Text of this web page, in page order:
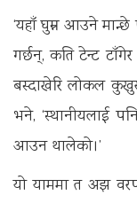
‘यहाँ घुम्न आउने
गर्छन्, कति टेन्ट
बस्दाखेरि लोकल
भने, ‘स्थानीयलाई
आउन थालेको।’
यो याममा त अझ